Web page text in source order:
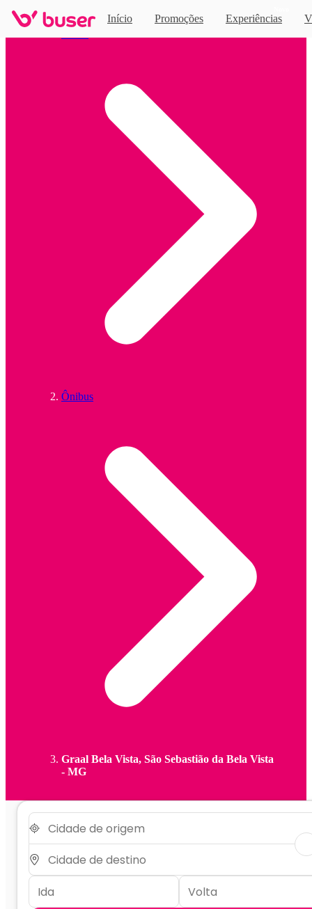
Início Promoções Experiências
Ônibus
Graal Bela Vista, São Sebastião da Bela Vista
- MG